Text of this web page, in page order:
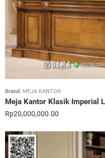
Brand: MEJA KANTOR
Meja Kantor Klasik Imperial
Rp20,000,000.00